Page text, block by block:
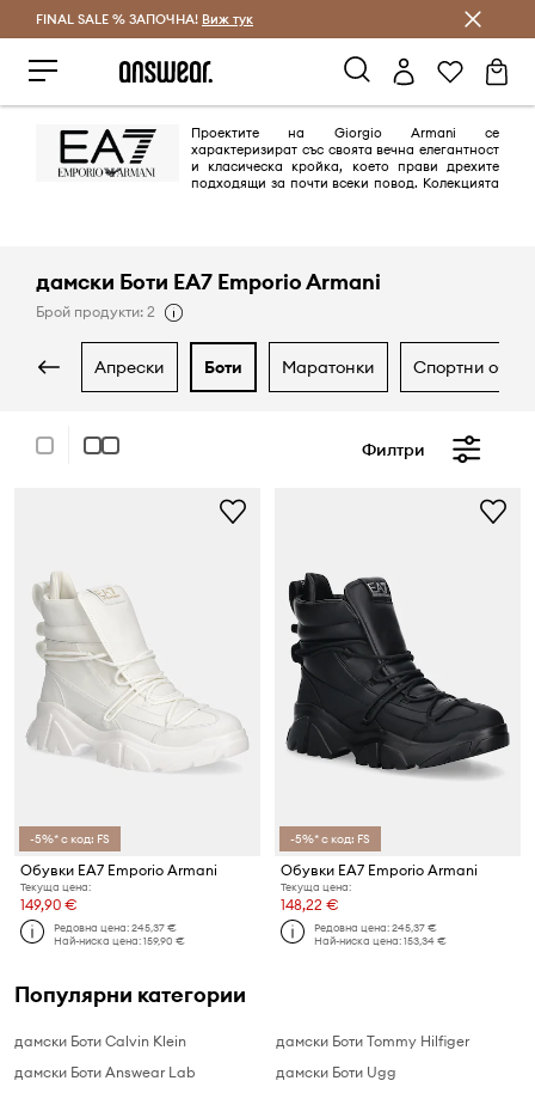
Спестявай с Answear Club
FINAL SALE % ЗАПОЧНА! Виж тук
Проектите на Giorgio Armani се
характеризират със своята вечна елегантност
и класическа кройка, което прави дрехите
подходящи за почти всеки повод. Колекцията
дамски Боти EA7 Emporio Armani
Брой продукти: 2
апрески боти маратонки спортни
Филтри
-5%* с код: FS
Обувки EA7 Emporio Armani
Текуща цена:
149,90 €
Редовна цена:245,37 €
Най-ниска цена:159,90 €
-5%* с код: FS
Обувки EA7 Emporio Armani
Текуща цена:
148,22 €
Редовна цена:245,37 €
Най-ниска цена:153,34 €
Популярни категории
дамски Боти Calvin Klein
дамски Боти Answear Lab
дамски Боти Tommy Hilfiger
дамски Боти Ugg